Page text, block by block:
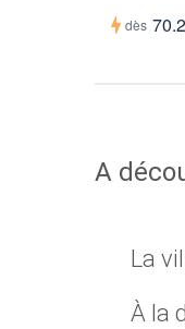
dès
A
La
À la